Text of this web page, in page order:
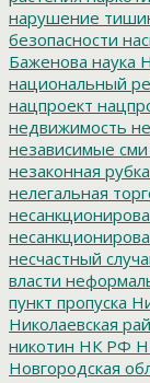
нарушение
безопасности
Баженова наука
национальный
нацпроект
недвижимость
независимые сми
незаконная рубка
нелегальная
несчастный
власти
пункт пропуска
Николаевская
никотин НК РФ
Новгородская